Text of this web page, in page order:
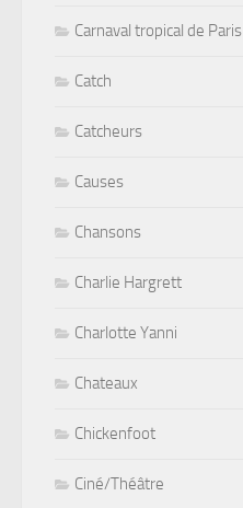
Carnaval tropical de Paris
Catch
Catcheurs
Causes
Chansons
Charlie Hargrett
Charlotte Yanni
Chateaux
Chickenfoot
Ciné/Théâtre